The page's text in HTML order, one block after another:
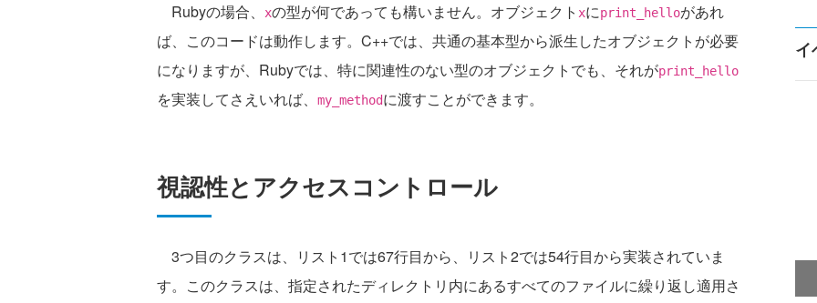
Rubyの場合、 xの型が何であっても構いません。オブジェクト xにprint_helloがあれ
ば、このコードは動作します。C++では、共通の基本型から派生したオブジェクトが必要
になりますが、Rubyでは、特に関連性のない型のオブジェクトでも、それがprint_hello
を実装してさえいれば、 my_methodに渡すことができます。
視認性とアクセスコントロール
3つ目のクラスは、リスト1では67行目から、リスト2では54行目から実装されていま
す。このクラスは、指定されたディレクトリ内にあるすべてのファイルに繰り返し適用さ
イ